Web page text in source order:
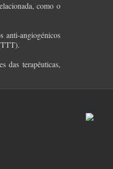
como o
anti-angiogénicos
das terapêuticas,